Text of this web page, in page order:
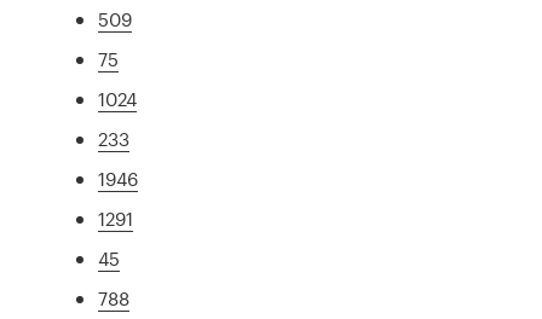
509
75
1024
233
1946
1291
45
788